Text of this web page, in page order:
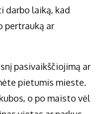
darbo laiką, kad
pertrauką ar
pasivaikščiojimą ar
pietumis mieste.
o po maisto vėl